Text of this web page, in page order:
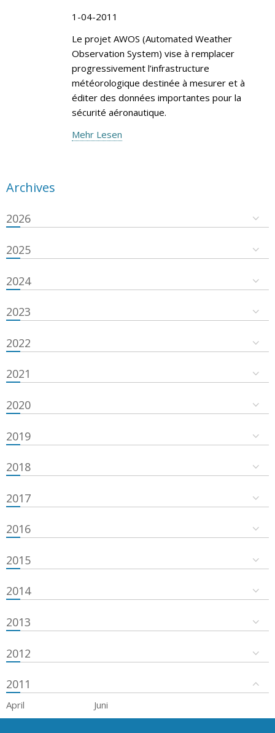
1-04-2011
Le projet AWOS (Automated Weather
Observation System) vise à remplacer
progressivement l’infrastructure
météorologique destinée à mesurer et à
éditer des données importantes pour la
sécurité aéronautique.
Mehr Lesen
Archives
2026
2025
2024
2023
2022
2021
2020
2019
2018
2017
2016
2015
2014
2013
2012
2011
April Juni